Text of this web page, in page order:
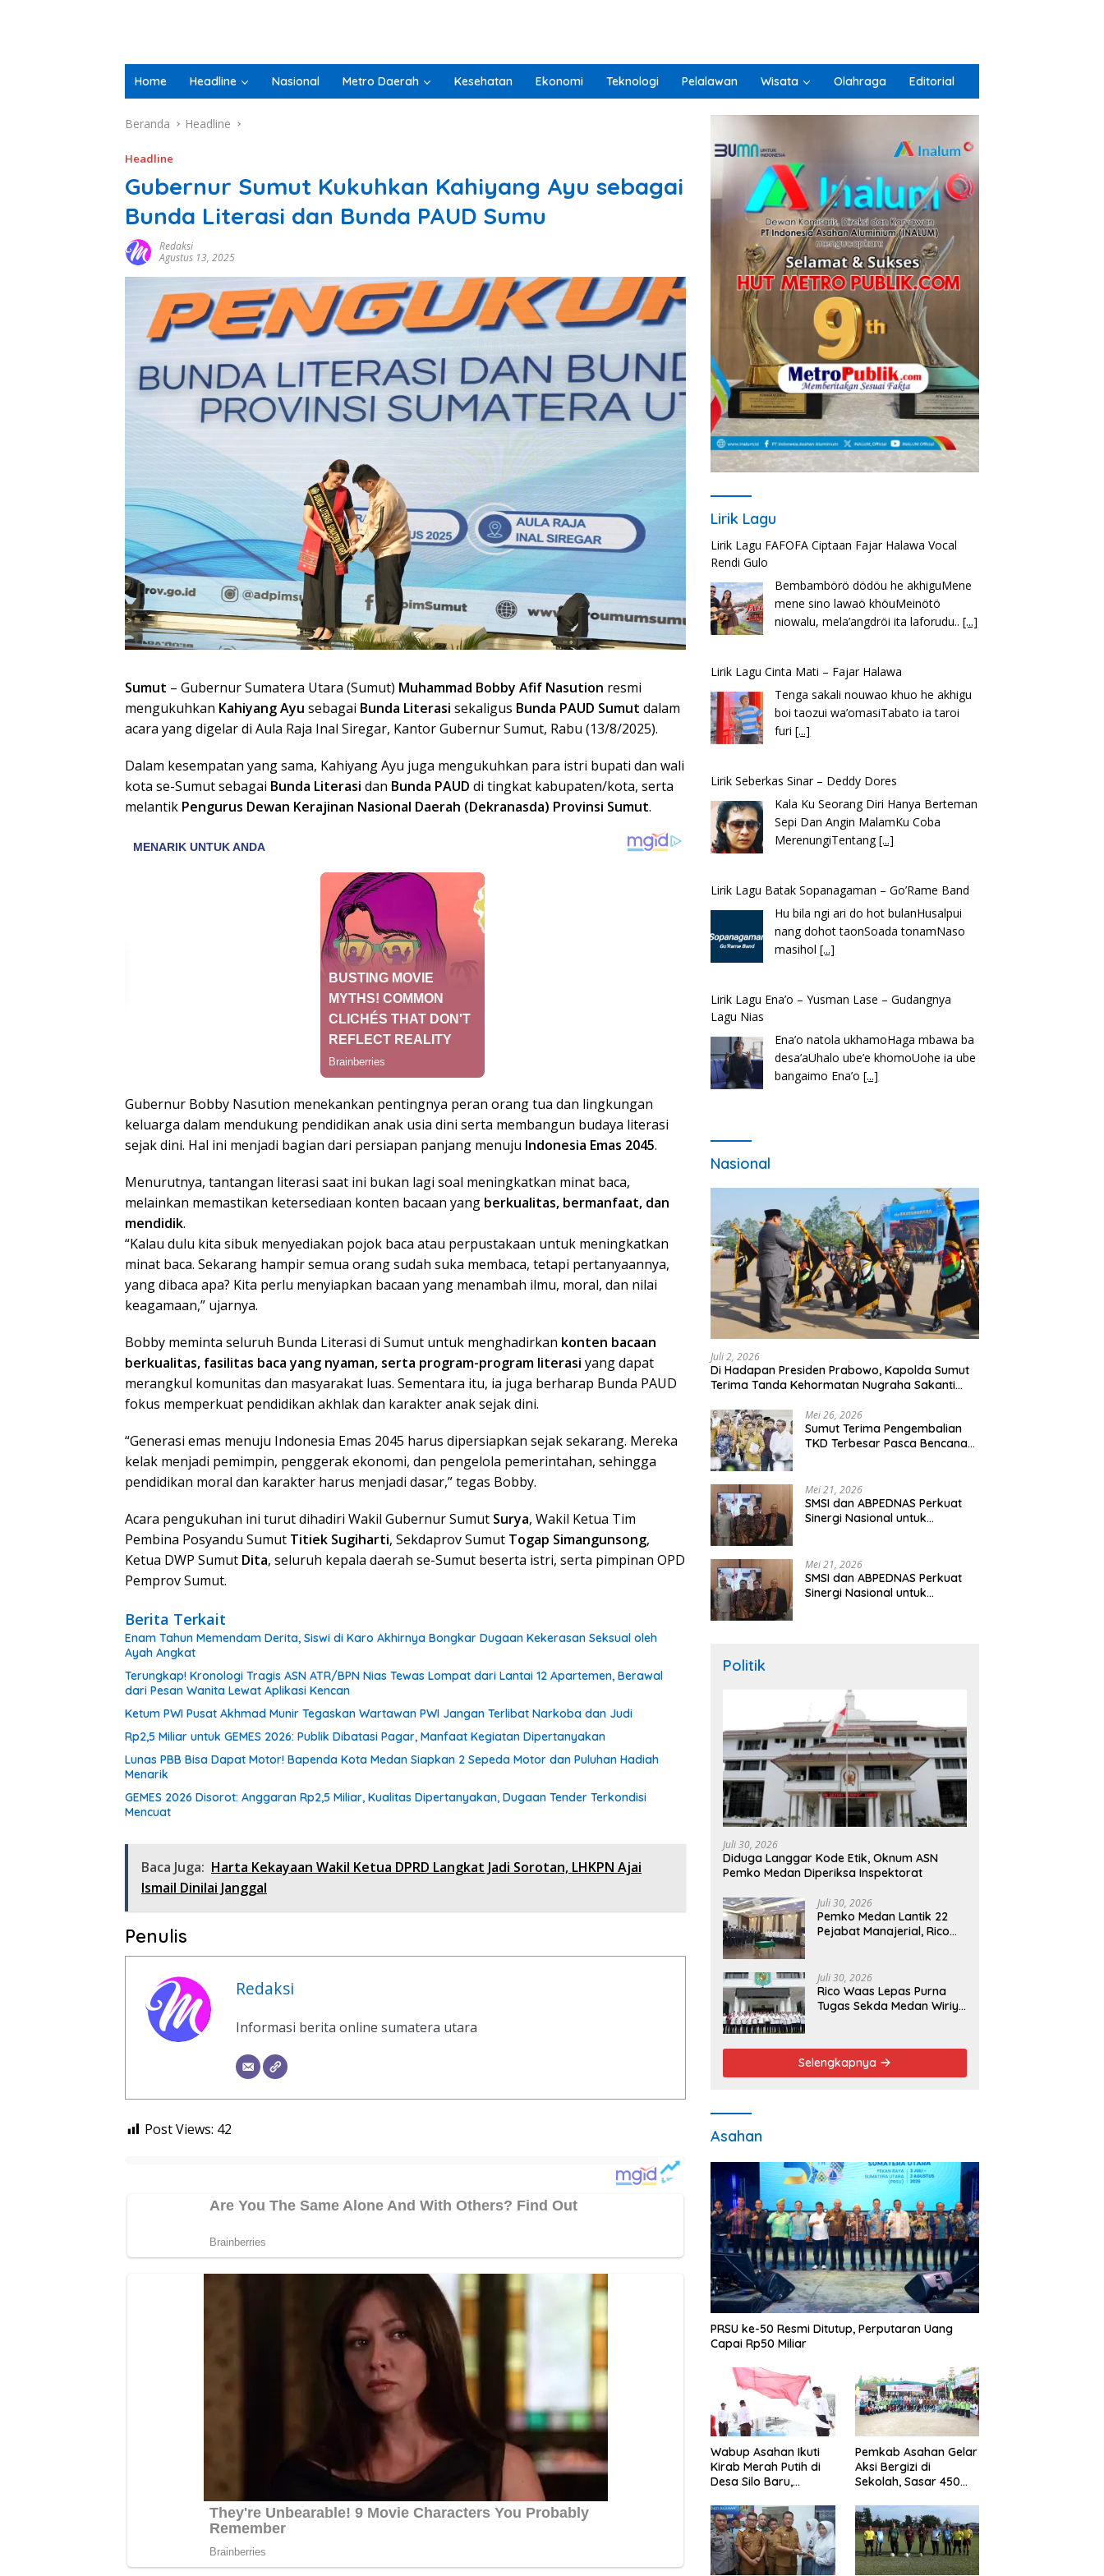
Home Headline Nasional Metro Daerah Kesehatan Ekonomi Teknologi Pelalawan Wisata Olahraga Editorial
Beranda Headline
Headline
Gubernur Sumut Kukuhkan Kahiyang Ayu sebagai
Bunda Literasi dan Bunda PAUD Sumu
Redaksi
Agustus 13, 2025
Sumut – Gubernur Sumatera Utara (Sumut) Muhammad Bobby Afif Nasution resmi
mengukuhkan Kahiyang Ayu sebagai Bunda Literasi sekaligus Bunda PAUD Sumut dalam
acara yang digelar di Aula Raja Inal Siregar, Kantor Gubernur Sumut, Rabu (13/8/2025).
Dalam kesempatan yang sama, Kahiyang Ayu juga mengukuhkan para istri bupati dan wali
kota se-Sumut sebagai Bunda Literasi dan Bunda PAUD di tingkat kabupaten/kota, serta
melantik Pengurus Dewan Kerajinan Nasional Daerah (Dekranasda) Provinsi Sumut.
Gubernur Bobby Nasution menekankan pentingnya peran orang tua dan lingkungan
keluarga dalam mendukung pendidikan anak usia dini serta membangun budaya literasi
sejak dini. Hal ini menjadi bagian dari persiapan panjang menuju Indonesia Emas 2045.
Menurutnya, tantangan literasi saat ini bukan lagi soal meningkatkan minat baca,
melainkan memastikan ketersediaan konten bacaan yang berkualitas, bermanfaat, dan
mendidik.
“Kalau dulu kita sibuk menyediakan pojok baca atau perpustakaan untuk meningkatkan
minat baca. Sekarang hampir semua orang sudah suka membaca, tetapi pertanyaannya,
yang dibaca apa? Kita perlu menyiapkan bacaan yang menambah ilmu, moral, dan nilai
keagamaan,” ujarnya.
Bobby meminta seluruh Bunda Literasi di Sumut untuk menghadirkan konten bacaan
berkualitas, fasilitas baca yang nyaman, serta program-program literasi yang dapat
merangkul komunitas dan masyarakat luas. Sementara itu, ia juga berharap Bunda PAUD
fokus memperkuat pendidikan akhlak dan karakter anak sejak dini.
“Generasi emas menuju Indonesia Emas 2045 harus dipersiapkan sejak sekarang. Mereka
kelak menjadi pemimpin, penggerak ekonomi, dan pengelola pemerintahan, sehingga
pendidikan moral dan karakter harus menjadi dasar,” tegas Bobby.
Acara pengukuhan ini turut dihadiri Wakil Gubernur Sumut Surya, Wakil Ketua Tim
Pembina Posyandu Sumut Titiek Sugiharti, Sekdaprov Sumut Togap Simangunsong,
Ketua DWP Sumut Dita, seluruh kepala daerah se-Sumut beserta istri, serta pimpinan OPD
Pemprov Sumut.
Berita Terkait
Enam Tahun Memendam Derita, Siswi di Karo Akhirnya Bongkar Dugaan Kekerasan Seksual oleh
Ayah Angkat
Terungkap! Kronologi Tragis ASN ATR/BPN Nias Tewas Lompat dari Lantai 12 Apartemen, Berawal
dari Pesan Wanita Lewat Aplikasi Kencan
Ketum PWI Pusat Akhmad Munir Tegaskan Wartawan PWI Jangan Terlibat Narkoba dan Judi
Rp2,5 Miliar untuk GEMES 2026: Publik Dibatasi Pagar, Manfaat Kegiatan Dipertanyakan
Lunas PBB Bisa Dapat Motor! Bapenda Kota Medan Siapkan 2 Sepeda Motor dan Puluhan Hadiah
Menarik
GEMES 2026 Disorot: Anggaran Rp2,5 Miliar, Kualitas Dipertanyakan, Dugaan Tender Terkondisi
Mencuat
Baca Juga: Harta Kekayaan Wakil Ketua DPRD Langkat Jadi Sorotan, LHKPN Ajai
Ismail Dinilai Janggal
Penulis
Redaksi
Informasi berita online sumatera utara
Post Views: 42
Lirik Lagu
Lirik Lagu FAFOFA Ciptaan Fajar Halawa Vocal
Rendi Gulo
Bembambörö dödöu he akhiguMene
mene sino lawaö khöuMeinötö
niowalu, mela’angdröi ita laforudu..[...]
Lirik Lagu Cinta Mati – Fajar Halawa
Tenga sakali nouwao khuo he akhigu
boi taozui wa’omasiTabato ia taroi
furi[...]
Lirik Seberkas Sinar – Deddy Dores
Kala Ku Seorang Diri Hanya Berteman
Sepi Dan Angin MalamKu Coba
MerenungiTentang[...]
Lirik Lagu Batak Sopanagaman – Go’Rame Band
Hu bila ngi ari do hot bulanHusalpui
nang dohot taonSoada tonamNaso
masihol[...]
Lirik Lagu Ena’o – Yusman Lase – Gudangnya
Lagu Nias
Ena’o natola ukhamoHaga mbawa ba
desa’aUhalo ube’e khomoUohe ia ube
bangaimo Ena’o[...]
Nasional
Juli 2, 2026
Di Hadapan Presiden Prabowo, Kapolda Sumut
Terima Tanda Kehormatan Nugraha Sakanti
Mei 26, 2026
Sumut Terima Pengembalian
TKD Terbesar Pasca Bencana
Mei 21, 2026
SMSI dan ABPEDNAS Perkuat
Sinergi Nasional untuk
Mei 21, 2026
SMSI dan ABPEDNAS Perkuat
Sinergi Nasional untuk
Politik
Juli 30, 2026
Diduga Langgar Kode Etik, Oknum ASN
Pemko Medan Diperiksa Inspektorat
Juli 30, 2026
Pemko Medan Lantik 22
Pejabat Manajerial, Rico
Transparan
Juli 30, 2026
Rico Waas Lepas Purna
Tugas Sekda Medan Wiriya
Berakhir
Selengkapnya
Asahan
PRSU ke-50 Resmi Ditutup, Perputaran Uang
Capai Rp50 Miliar
Wabup Asahan Ikuti
Kirab Merah Putih di
Desa Silo Baru,
Menggema
Pemkab Asahan Gelar
Aksi Bergizi di
Sekolah, Sasar 450
Stunting